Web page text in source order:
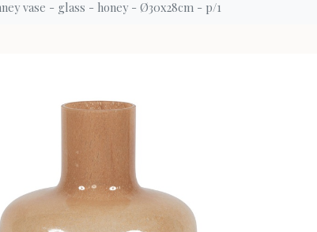
vase - glass - honey - Ø30x28cm - p/1